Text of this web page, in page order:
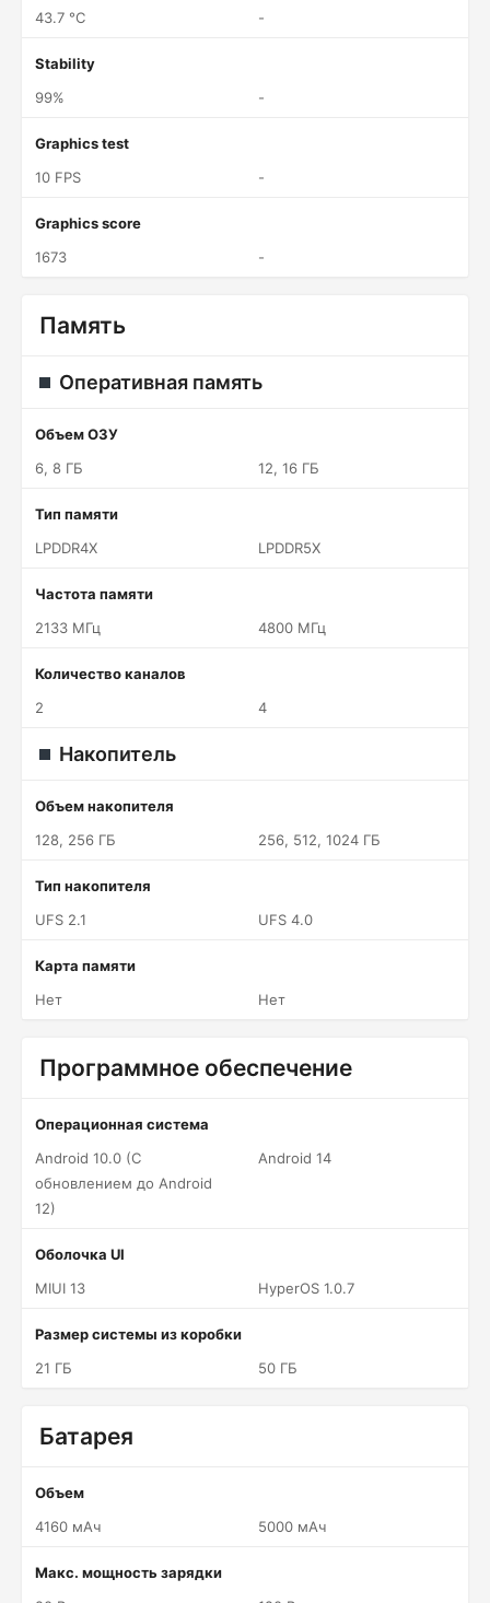
43.7 °C
-
Stability
99%
-
Graphics test
10 FPS
-
Graphics score
1673
-
Память
Оперативная память
Объем ОЗУ
6, 8 ГБ
12, 16 ГБ
Тип памяти
LPDDR4X
LPDDR5X
Частота памяти
2133 МГц
4800 МГц
Количество каналов
2
4
Накопитель
Объем накопителя
128, 256 ГБ
256, 512, 1024 ГБ
Тип накопителя
UFS 2.1
UFS 4.0
Карта памяти
Нет
Нет
Программное обеспечение
Операционная система
Android 10.0 (С
обновлением до Android
12)
Android 14
Оболочка UI
MIUI 13
HyperOS 1.0.7
Размер системы из коробки
21 ГБ
50 ГБ
Батарея
Объем
4160 мАч
5000 мАч
Макс. мощность зарядки